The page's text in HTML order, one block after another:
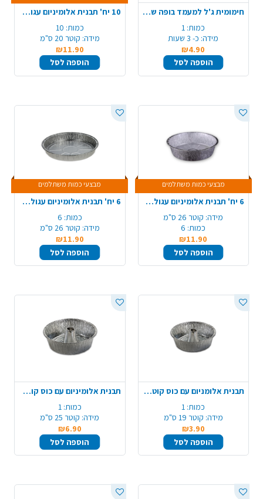
חימומית ג'ל למעמד בופה שפינד
כמות: 1
מידה: כ- 3 שעות
₪4.90
הוספה לסל
10 יח' תבנית אלומיניום עגולה 13/C7
כמות: 10
מידה: קוטר 20 ס"מ
₪11.90
הוספה לסל
מבצעי כמות משתלמים
6 יח' תבנית אלומיניום עגולה עמוקה 26/C60
מידה: קוטר 26 ס"מ
כמות: 6
₪11.90
הוספה לסל
מבצעי כמות משתלמים
6 יח' תבנית אלומיניום עגולה לפאי 510/C10
כמות: 6
מידה: קוטר 26 ס"מ
₪11.90
הוספה לסל
תבנית אלומניום עם כוס קוטר 19
כמות: 1
מידה: קוטר 19 ס"מ
₪3.90
הוספה לסל
תבנית אלומיניום עם כוס קוטר 25
כמות: 1
מידה: קוטר 25 ס"מ
₪6.90
הוספה לסל